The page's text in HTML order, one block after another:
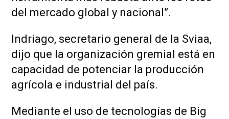
del mercado global y nacional”.
Indriago, secretario general de la Sviaa,
dijo que la organización gremial está en
capacidad de potenciar la producción
agrícola e industrial del país.
Mediante el uso de tecnologías de Big